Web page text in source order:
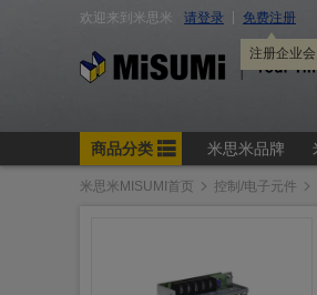
米思米MISUMI首页 控制/电子元件